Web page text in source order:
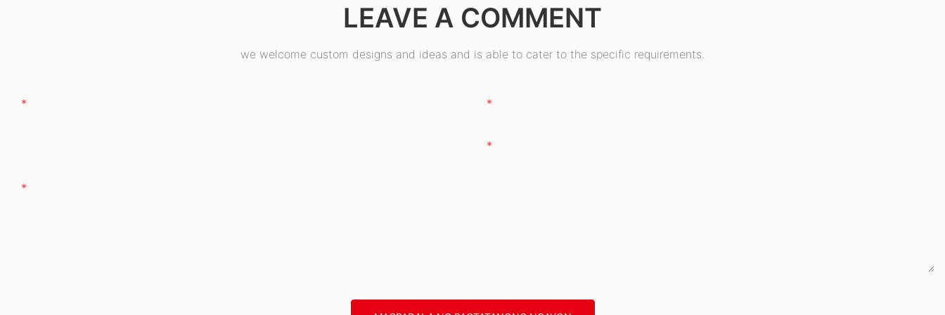
LEAVE A COMMENT
we welcome custom designs and ideas and is able to cater to the specific requirements.